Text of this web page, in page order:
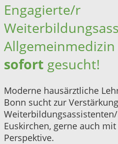
Engagierte/r
sofort gesucht!
Moderne hausärztliche
Bonn sucht zur
Euskirchen, gerne auch
Perspektive.